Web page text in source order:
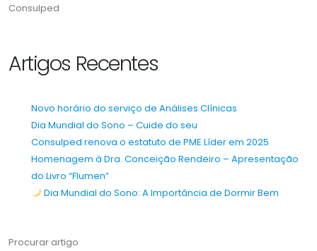
Consulped
Artigos Recentes
Novo horário do serviço de Análises Clínicas
Dia Mundial do Sono – Cuide do seu
Consulped renova o estatuto de PME Líder em 2025
Homenagem à Dra. Conceição Rendeiro – Apresentação
do Livro “Flumen”
Dia Mundial do Sono: A Importância de Dormir Bem
Procurar artigo